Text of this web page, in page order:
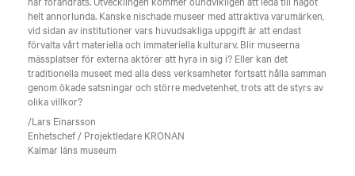
helt annorlunda. Kanske nischade museer med attraktiva varumärken,
vid sidan av institutioner vars huvudsakliga uppgift är att endast
förvalta vårt materiella och immateriella kulturarv. Blir museerna
mässplatser för externa aktörer att hyra in sig i? Eller kan det
traditionella museet med alla dess verksamheter fortsatt hålla samman
genom ökade satsningar och större medvetenhet, trots att de styrs av
olika villkor?
/Lars Einarsson
Enhetschef / Projektledare KRONAN
Kalmar läns museum